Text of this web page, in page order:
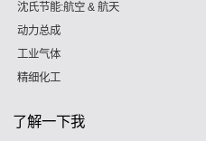
沈氏节能:航空 & 航天
动力总成
工业气体
精细化工
了解一下我